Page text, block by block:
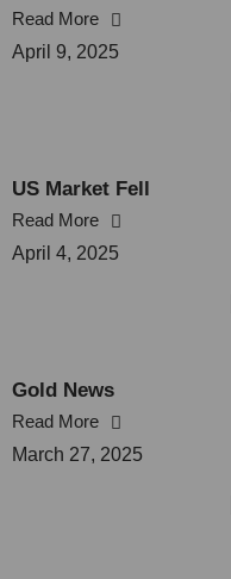
Read More
April 9, 2025
US Market Fell
Read More
April 4, 2025
Gold News
Read More
March 27, 2025